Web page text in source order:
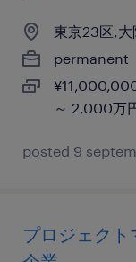
東京23区,大
permanent
～ 2,000万
posted 9
プロジェク